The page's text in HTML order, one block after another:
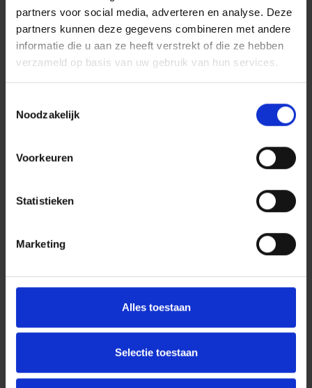
partners voor social media, adverteren en analyse. Deze
partners kunnen deze gegevens combineren met andere
informatie die u aan ze heeft verstrekt of die ze hebben
verzameld op basis van uw gebruik van hun services.
Noodzakelijk
Voorkeuren
Statistieken
Marketing
Alles toestaan
Selectie toestaan